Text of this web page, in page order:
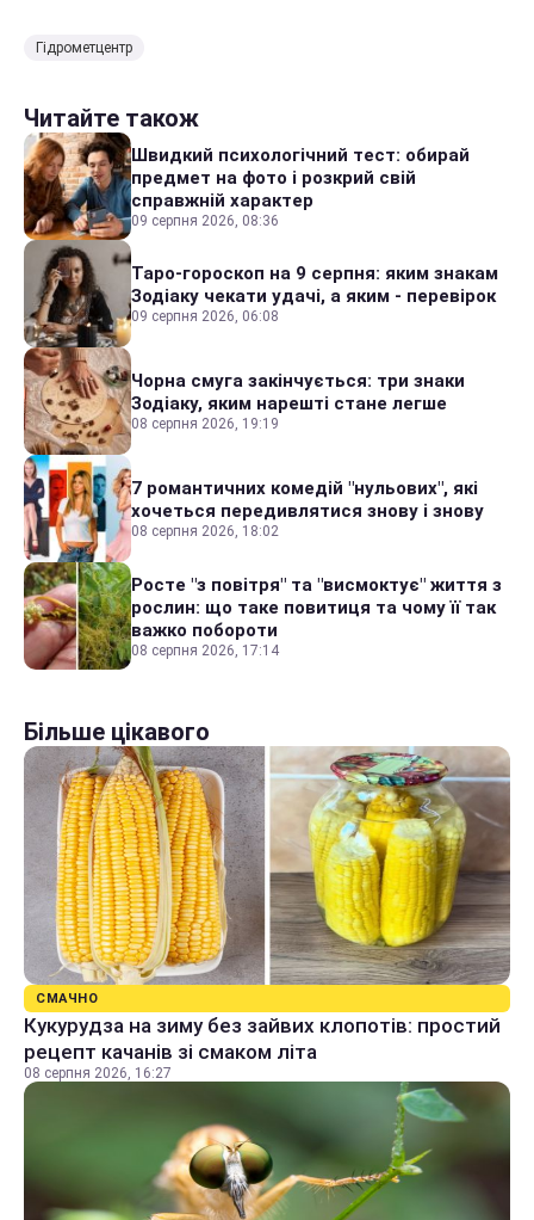
Гідрометцентр
Читайте також
Швидкий психологічний тест: обирай
предмет на фото і розкрий свій
справжній характер
09 серпня 2026, 08:36
Таро-гороскоп на 9 серпня: яким знакам
Зодіаку чекати удачі, а яким - перевірок
09 серпня 2026, 06:08
Чорна смуга закінчується: три знаки
Зодіаку, яким нарешті стане легше
08 серпня 2026, 19:19
7 романтичних комедій "нульових", які
хочеться передивлятися знову і знову
08 серпня 2026, 18:02
Росте "з повітря" та "висмоктує" життя з
рослин: що таке повитиця та чому її так
важко побороти
08 серпня 2026, 17:14
Більше цікавого
СМАЧНО
Кукурудза на зиму без зайвих клопотів: простий
рецепт качанів зі смаком літа
08 серпня 2026, 16:27